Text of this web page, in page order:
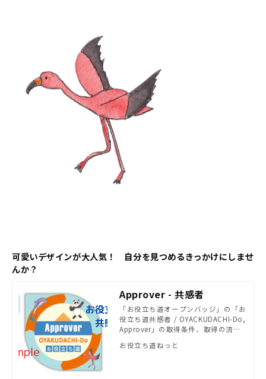
可愛いデザインが大人気！ 自分を見つめるきっかけにしませ
んか？
Approver - 共感者
「お役立ち道オープンバッジ」の「お
役立ち道共感者 / OYACKUDACHI-Do,
Approver」の取得条件、取得の流れ
申込みができます。
お役立ち道ねっと